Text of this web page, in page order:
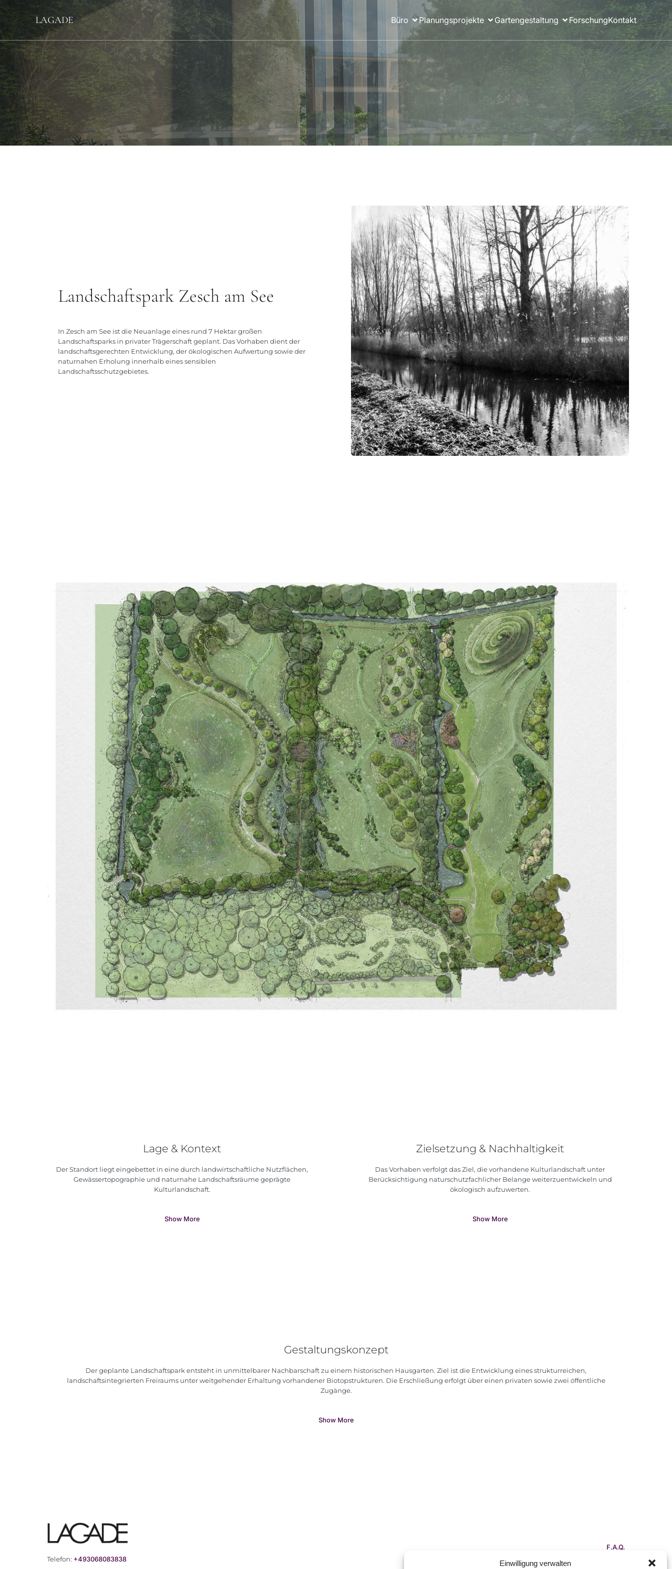
Einwilligung verwalten
LAGADE Büro Planungsprojekte Gartengestaltung ForschungKontakt
Landschaftspark Zesch am See
In Zesch am See ist die Neuanlage eines rund 7 Hektar großen
Landschaftsparks in privater Trägerschaft geplant. Das Vorhaben dient der
landschaftsgerechten Entwicklung, der ökologischen Aufwertung sowie der
naturnahen Erholung innerhalb eines sensiblen
Landschaftsschutzgebietes.
Lage & Kontext
Der Standort liegt eingebettet in eine durch landwirtschaftliche Nutzflächen,
Gewässertopographie und naturnahe Landschaftsräume geprägte
Kulturlandschaft.
Show More
Zielsetzung & Nachhaltigkeit
Das Vorhaben verfolgt das Ziel, die vorhandene Kulturlandschaft unter
Berücksichtigung naturschutzfachlicher Belange weiterzuentwickeln und
ökologisch aufzuwerten.
Show More
Gestaltungskonzept
Der geplante Landschaftspark entsteht in unmittelbarer Nachbarschaft zu einem historischen Hausgarten. Ziel ist die Entwicklung eines strukturreichen,
landschaftsintegrierten Freiraums unter weitgehender Erhaltung vorhandener Biotopstrukturen. Die Erschließung erfolgt über einen privaten sowie zwei öffentliche
Zugänge.
Show More
Telefon: +493068083838
F.A.Q.